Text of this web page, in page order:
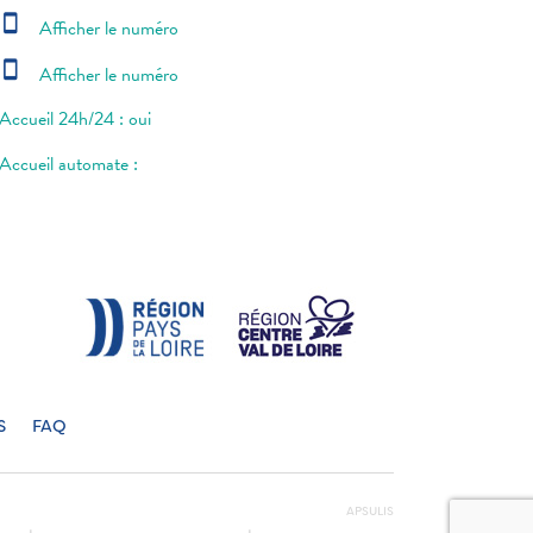
smartphone Afficher le numéro
smartphone
Afficher le numéro
Accueil 24h/24 : oui
Accueil automate :
FAQ
APSULIS